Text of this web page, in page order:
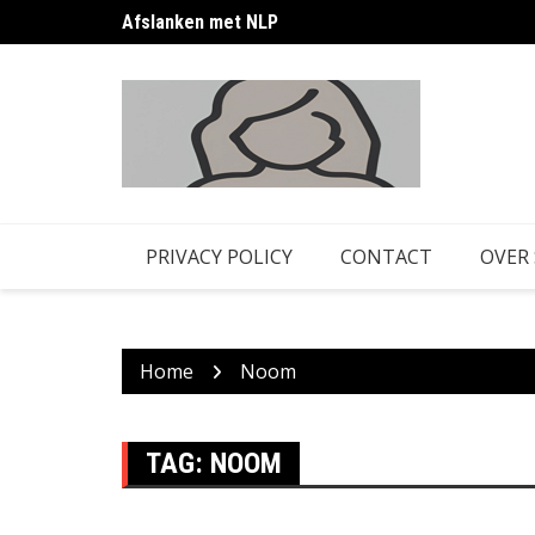
to
Afslanken met NLP
PRIVACY POLICY CONTACT
Home Noom
TAG: NOOM